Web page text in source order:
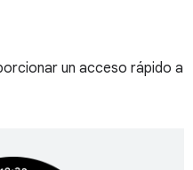
un acceso rápido a